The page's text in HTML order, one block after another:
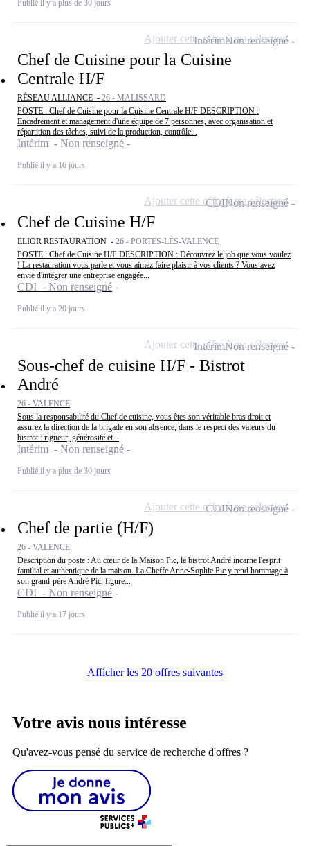
Publié il y a plus de 30 jours
Chef de Cuisine pour la Cuisine
Centrale H/F
RÉSEAU ALLIANCE - 26 - MALISSARD
POSTE : Chef de Cuisine pour la Cuisine Centrale H/F DESCRIPTION :
Encadrement et management d'une équipe de 7 personnes, avec organisation et
répartition des tâches, suivi de la production, contrôle...
Intérim - Non renseigné
Publié il y a 16 jours
IntérimNon renseigné
Ajouter cette offre à ma sélection
Chef de Cuisine H/F
ELIOR RESTAURATION - 26 - PORTES-LÈS-VALENCE
POSTE : Chef de Cuisine H/F DESCRIPTION : Découvrez le job que vous voulez
! La restauration vous parle et vous aimez faire plaisir à vos clients ? Vous avez
envie d'intégrer une entreprise engagée...
CDI - Non renseigné
Publié il y a 20 jours
CDINon renseigné
Ajouter cette offre à ma sélection
Sous-chef de cuisine H/F - Bistrot
André
26 - VALENCE
Sous la responsabilité du Chef de cuisine, vous êtes son véritable bras droit et
assurez la direction de la brigade en son absence, dans le respect des valeurs du
bistrot : rigueur, générosité et...
Intérim - Non renseigné
Publié il y a plus de 30 jours
IntérimNon renseigné
Ajouter cette offre à ma sélection
Chef de partie (H/F)
26 - VALENCE
Description du poste : Au cœur de la Maison Pic, le bistrot André incarne l'esprit
familial et authentique de la maison. La Cheffe Anne-Sophie Pic y rend hommage à
son grand-père André Pic, figure...
CDI - Non renseigné
Publié il y a 17 jours
CDINon renseigné
Ajouter cette offre à ma sélection
Afficher les 20 offres suivantes
Votre avis nous intéresse
Qu'avez-vous pensé du service de recherche d'offres ?